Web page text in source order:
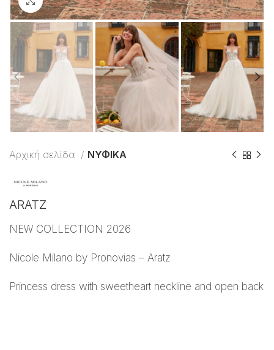
Αρχική σελίδα ΝΥΦΙΚΑ
ARATZ
NEW COLLECTION 2026
Nicole Milano by Pronovias – Aratz
Princess dress with sweetheart neckline and open back